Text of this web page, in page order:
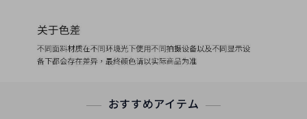
おすすめアイテム